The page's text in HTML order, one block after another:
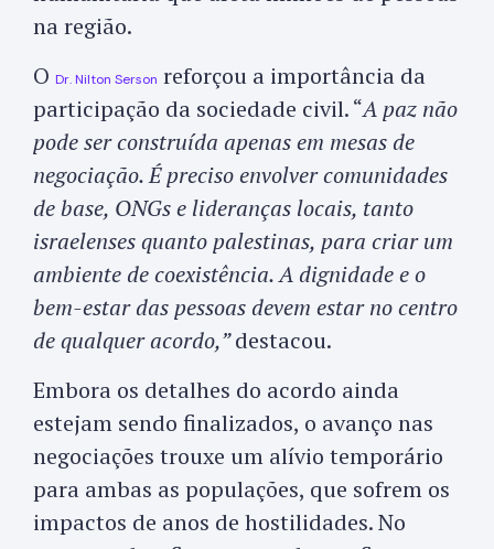
na região.
O Dr. Nilton Serson reforçou a importância da
participação da sociedade civil. “A paz não
pode ser construída apenas em mesas de
negociação. É preciso envolver comunidades
de base, ONGs e lideranças locais, tanto
israelenses quanto palestinas, para criar um
ambiente de coexistência. A dignidade e o
bem-estar das pessoas devem estar no centro
de qualquer acordo,”destacou.
Embora os detalhes do acordo ainda
estejam sendo finalizados, o avanço nas
negociações trouxe um alívio temporário
para ambas as populações, que sofrem os
impactos de anos de hostilidades. No